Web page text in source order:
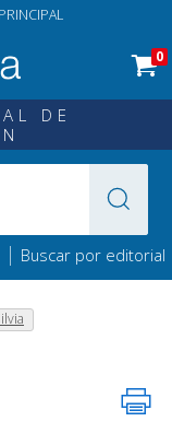
0
DE
| Buscar por editorial